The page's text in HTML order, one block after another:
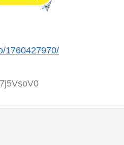
1760427970/